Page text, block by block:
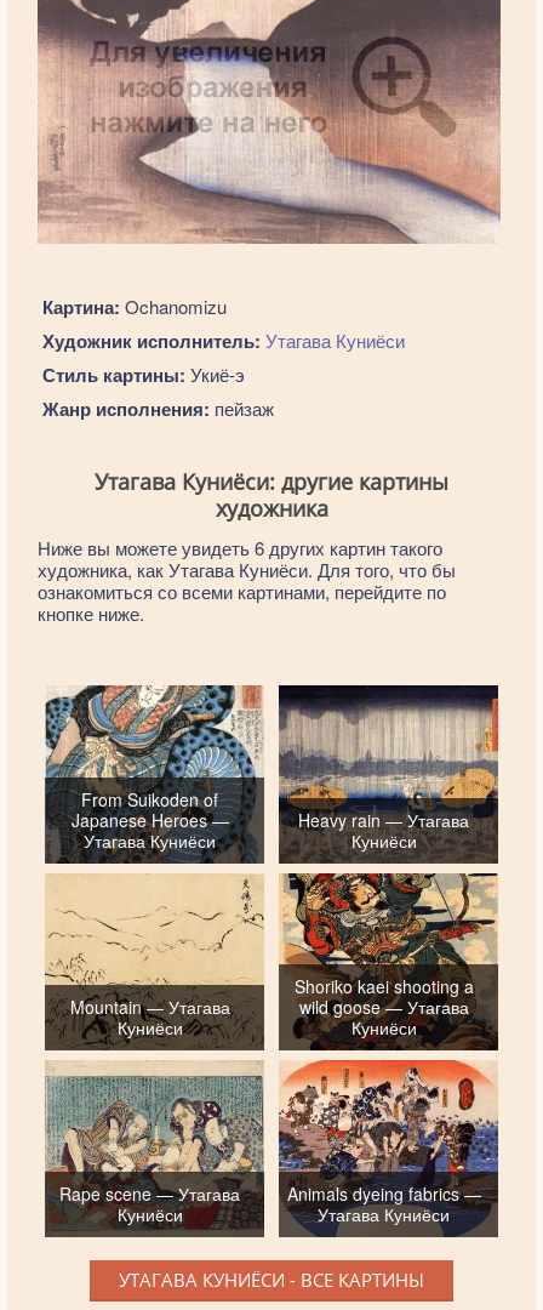
Картина: Ochanomizu
Художник исполнитель: Утагава Куниёси
Стиль картины: Укиё-э
Жанр исполнения: пейзаж
Утагава Куниёси: другие картины
художника
Ниже вы можете увидеть 6 других картин такого
художника, как Утагава Куниёси. Для того, что бы
ознакомиться со всеми картинами, перейдите по
кнопке ниже.
From Suikoden of
Japanese Heroes —
Утагава Куниёси
Heavy rain — Утагава
Куниёси
Mountain — Утагава
Куниёси
Shoriko kaei shooting a
wild goose — Утагава
Куниёси
Rape scene — Утагава
Куниёси
Animals dyeing fabrics —
Утагава Куниёси
УТАГАВА КУНИЁСИ - ВСЕ КАРТИНЫ